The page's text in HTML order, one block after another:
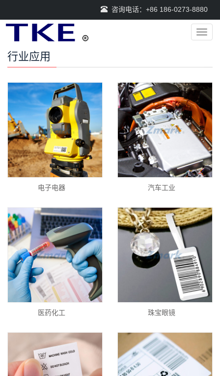
咨询电话：+86 186-0273-8880
导
航
行业应用
电子电器 汽车工业
医药化工 珠宝眼镜